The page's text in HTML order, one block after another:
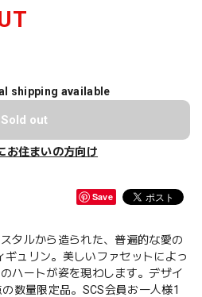
shipping available
Sold out
お住まいの方向け
Save
タルから造られた、普遍的な愛の
ュリン。美しいファセットによっ
ハートが姿を現わします。デザイ
数量限定品。SCS会員お一人様1